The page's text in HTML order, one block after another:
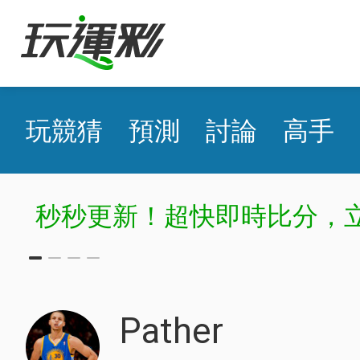
玩競猜 預測 討論 高手
秒秒更新！超快即時比分，
Pather